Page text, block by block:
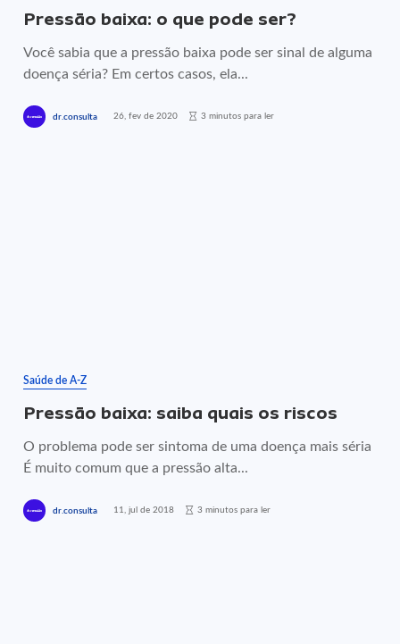
Pressão baixa: o que pode ser?
Você sabia que a pressão baixa pode ser sinal de alguma
doença séria? Em certos casos, ela...
dr.consulta 26, fev de 2020 3 minutos para ler
Saúde de A-Z
Pressão baixa: saiba quais os riscos
O problema pode ser sintoma de uma doença mais séria
É muito comum que a pressão alta...
dr.consulta 11, jul de 2018 3 minutos para ler